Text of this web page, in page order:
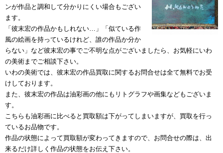
ンが作品と調和して分かりにくい場合もござい
ます。
「彼末宏の作品かもしれない…」「似ている作
風の絵画を持っているけれど、誰の作品か分か
らない」など彼末宏の事でご不明な点がございましたら、お気軽にいわ
の美術までご相談下さい。
いわの美術では、彼末宏の作品買取に関するお問合せは全て無料でお受
けしております。
また、彼末宏の作品は油彩画の他にもリトグラフや画集などもございま
す。
こちらも油彩画に比べると買取額は下がってしまいますが、買取を行っ
ているお品物です。
作品の状態によって買取額が変わってきますので、お問合せの際は、出
来るだけ詳しく作品の状態をお伝え下さい。